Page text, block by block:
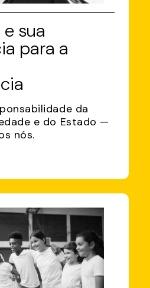
sua
para a
da
e do Estado —
nós.